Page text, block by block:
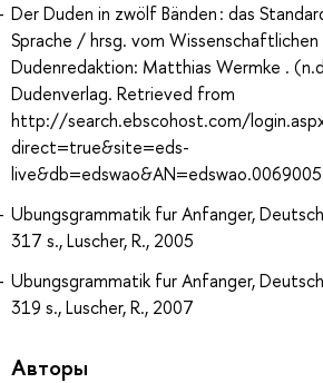
Der Duden in zwölf Bänden : das
Sprache / hrsg. vom
Dudenredaktion: Matthias Wermke .
Dudenverlag. Retrieved from
http://search.ebscohost.com/
direct=true&site=eds-
Ubungsgrammatik fur Anfanger,
317 s., Luscher, R., 2005
Ubungsgrammatik fur Anfanger,
319 s., Luscher, R., 2007
Авторы